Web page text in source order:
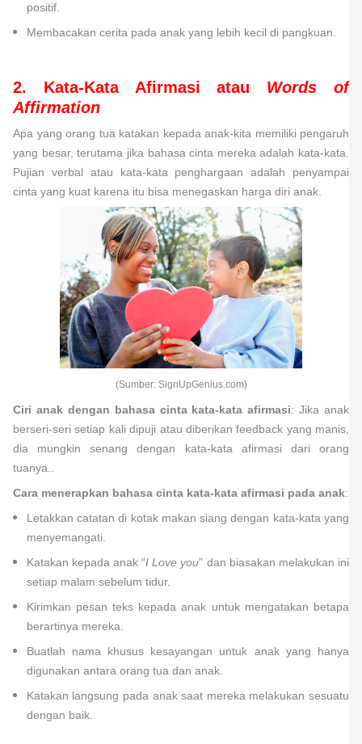
positif.
Membacakan cerita pada anak yang lebih kecil di pangkuan.
2. Kata-Kata Afirmasi atau Words of
Affirmation
Apa yang orang tua katakan kepada anak-kita memiliki pengaruh
yang besar, terutama jika bahasa cinta mereka adalah kata-kata.
Pujian verbal atau kata-kata penghargaan adalah penyampai
cinta yang kuat karena itu bisa menegaskan harga diri anak.
(Sumber: SignUpGenius.com)
Ciri anak dengan bahasa cinta kata-kata afirmasi: Jika anak
berseri-seri setiap kali dipuji atau diberikan feedback yang manis,
dia mungkin senang dengan kata-kata afirmasi dari orang
tuanya..
Cara menerapkan bahasa cinta kata-kata afirmasi pada anak:
Letakkan catatan di kotak makan siang dengan kata-kata yang
menyemangati.
Katakan kepada anak “I Love you” dan biasakan melakukan ini
setiap malam sebelum tidur.
Kirimkan pesan teks kepada anak untuk mengatakan betapa
berartinya mereka.
Buatlah nama khusus kesayangan untuk anak yang hanya
digunakan antara orang tua dan anak.
Katakan langsung pada anak saat mereka melakukan sesuatu
dengan baik.